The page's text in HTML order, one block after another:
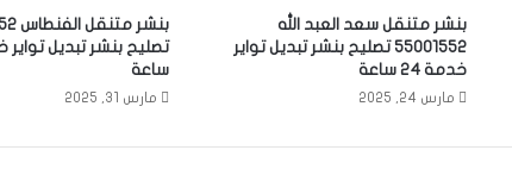
بنشر متنقل سعد العبد الله
55001552 تصليح بنشر تبديل تواير
خدمة 24 ساعة
مارس 24, 2025
بنشر
ساعة
مارس 31, 2025